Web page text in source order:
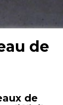
de
de